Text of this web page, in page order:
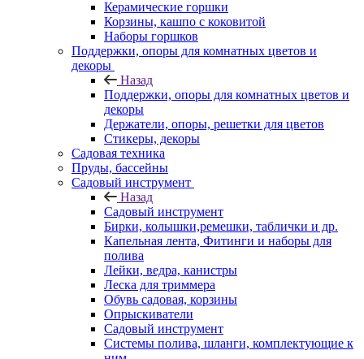
Керамические горшки
Корзины, кашпо с коковитой
Наборы горшков
Поддержки, опоры для комнатных цветов и
декоры
Назад
Поддержки, опоры для комнатных цветов и
декоры
Держатели, опоры, решетки для цветов
Стикеры, декоры
Садовая техника
Пруды, бассейны
Садовый инструмент
Назад
Садовый инструмент
Бирки, колышки,ремешки, таблички и др.
Капельная лента, Фитинги и наборы для
полива
Лейки, ведра, канистры
Леска для триммера
Обувь садовая, корзины
Опрыскиватели
Садовый инструмент
Системы полива, шланги, комплектующие к